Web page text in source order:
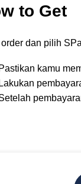
to Get
order dan pilih
Pastikan kamu
Lakukan